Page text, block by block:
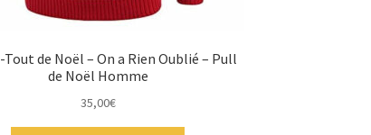
Tout de Noël – On a Rien Oublié – Pull
de Noël Homme
35,00€